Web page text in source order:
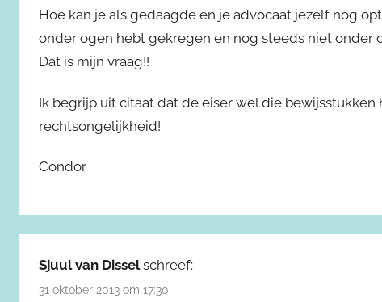
Hoe kan je als gedaagde en je advocaat jezelf nog
onder ogen hebt gekregen en nog steeds niet onder
Dat is mijn vraag!!
Ik begrijp uit citaat dat de eiser wel die
rechtsongelijkheid!
Condor
Sjuul van Dissel schreef:
31 oktober 2013 om 17:30